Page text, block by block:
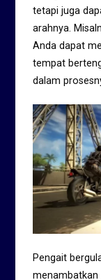
tetapi juga
arahnya.
Anda dapat
tempat
dalam
Pengait
menambatkan